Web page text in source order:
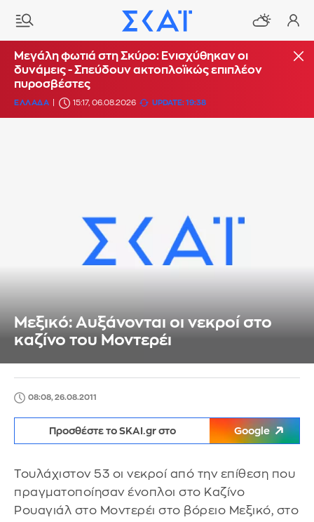
Μεγάλη φωτιά στη Σκύρο: Ενισχύθηκαν οι
δυνάμεις - Σπεύδουν ακτοπλοϊκώς επιπλέον
πυροσβέστες
ΕΛΛΑΔΑ 15:17, 06.08.2026 UPDATE: 19:38
Μεξικό: Αυξάνονται οι νεκροί στο
καζίνο του Μοντερέι
08:08, 26.08.2011
Προσθέστε το SKAI.gr στο Google
Τουλάχιστον 53 οι νεκροί από την επίθεση που
πραγματοποίησαν ένοπλοι στο Καζίνο
Ρουαγιάλ στο Μοντερέι στο βόρειο Μεξικό, στο